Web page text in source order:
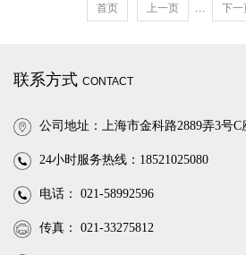
首页 上一页 ... 下一
联系方式 CONTACT
公司地址：上海市金科路2889弄3号C
24小时服务热线：18521025080
电话： 021-58992596
传真： 021-33275812